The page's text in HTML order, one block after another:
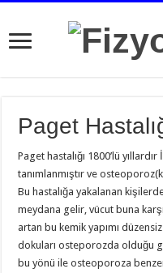
Paget
Paget hastalığı 1800’lü
tanımlanmıştır ve
Bu hastalığa yakalanan
meydana gelir, vücut buna
artan bu kemik yapımı
dokuları osteporozda olduğu
bu yönü ile osteoporoza